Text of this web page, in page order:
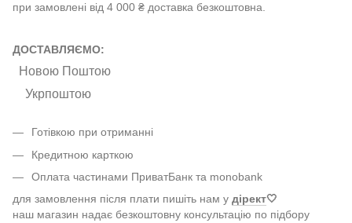
при замовлені від 4 000 ₴ доставка безкоштовна.
ДОСТАВЛЯЄМО:
Новою Поштою
Укрпоштою
Готівкою при отриманні
Кредитною карткою
Оплата частинами ПриватБанк та monobank
для замовлення після плати пишіть нам у дірект🤍
наш магазин надає безкоштовну консультацію по підбору